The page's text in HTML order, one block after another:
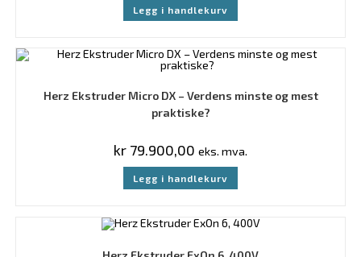
Legg i handlekurv
Herz Ekstruder Micro DX – Verdens minste og mest
praktiske?
kr 79.900,00 eks. mva.
Legg i handlekurv